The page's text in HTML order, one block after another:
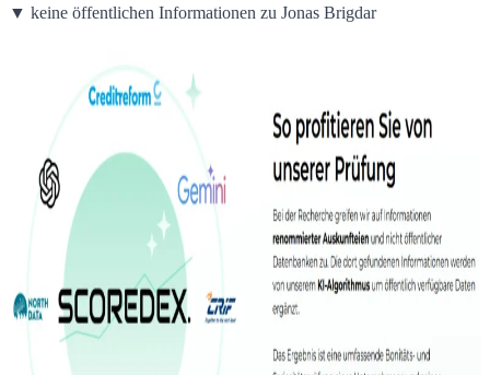
▼ keine öffentlichen Informationen zu Jonas Brigdar